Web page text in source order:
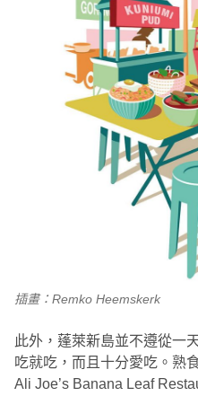
插畫：Remko Heemskerk
此外，蓬萊新島並不遵從一
吃就吃，而且十分愛吃。熟
Ali Joe’s Banana Leaf